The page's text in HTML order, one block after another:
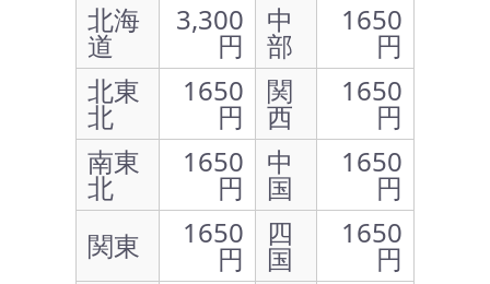
北海
道
3,300
円
中
部
1650
円
北東
北
1650
円
関
西
1650
円
南東
北
1650
円
中
国
1650
円
関東
1650
円
四
国
1650
円